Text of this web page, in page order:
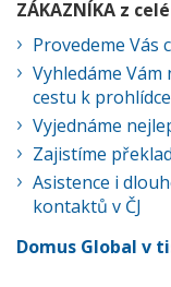
ZÁKAZNÍKA z
Provedeme Vás
Vyhledáme
cestu k prohlídce
Vyjednáme
Zajistíme
Asistence i
kontaktů v ČJ
Domus Global v